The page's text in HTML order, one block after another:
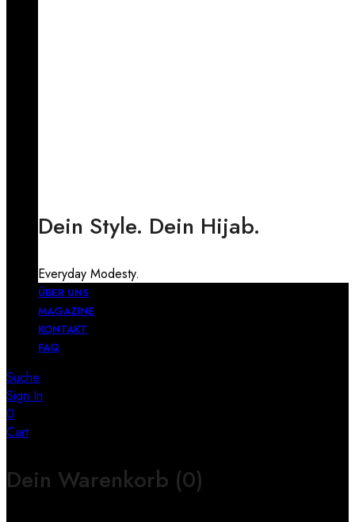
Dein Style. Dein Hijab.
Everyday Modesty.
ÜBER UNS
MAGAZINE
KONTAKT
FAQ
Suche
Sign In
0
Cart
Dein Warenkorb (0)